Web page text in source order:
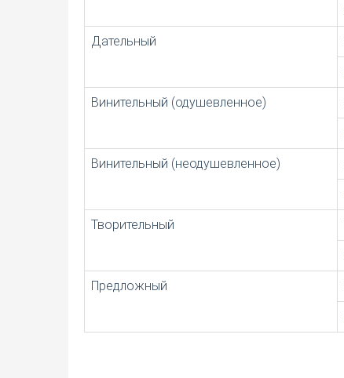
Дательный
Винительный (одушевленное)
Винительный (неодушевленное)
Творительный
Предложный